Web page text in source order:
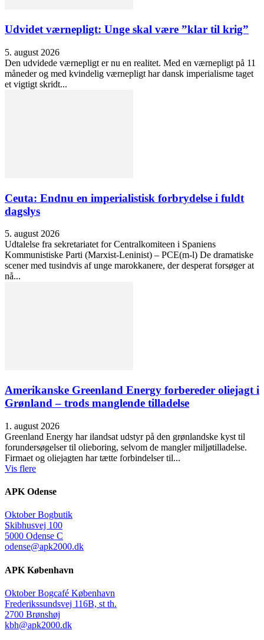
Udvidet værnepligt: Unge skal være ”klar til krig”
5. august 2026
Den udvidede værnepligt er nu en realitet. Med en værnepligt på 11
måneder og med kvindelig værnepligt har dansk imperialisme taget
et vigtigt skridt...
Ceuta: Endnu en imperialistisk forbrydelse i fuldt
dagslys
5. august 2026
Udtalelse fra sekretariatet for Centralkomiteen i Spaniens
Kommunistiske Parti (Marxist-Leninist) – PCE(m-l) De dramatiske
scener med tusindvis af unge marokkanere, der desperat forsøger at
nå...
Amerikanske Greenland Energy forbereder oliejagt i
Grønland – trods manglende tilladelse
1. august 2026
Greenland Energy har ilandsat udstyr på den grønlandske kyst til
forundersøgelser til olieboring, selvom de mangler miljøtilladelse.
Firmaet og oliejagten har tætte forbindelser til...
Vis flere
APK Odense
Oktober Bogbutik
Skibhusvej 100
5000 Odense C
odense@apk2000.dk
APK København
Oktober Bogcafé København
Frederikssundsvej 116B, st th.
2700 Brønshøj
kbh@apk2000.dk